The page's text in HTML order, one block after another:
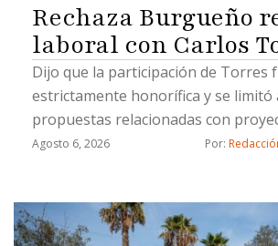
Rechaza Burgueño
laboral con Carlos
Dijo que la participación de Torres
estrictamente honorífica y se
propuestas relacionadas con
estratégicos
Agosto 6, 2026 Por: